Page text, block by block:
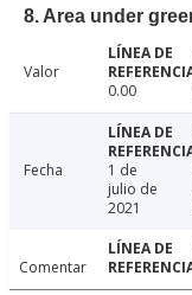
8. Area under
Valor
0.00
Fecha
1 de
julio de
2021
Comentar